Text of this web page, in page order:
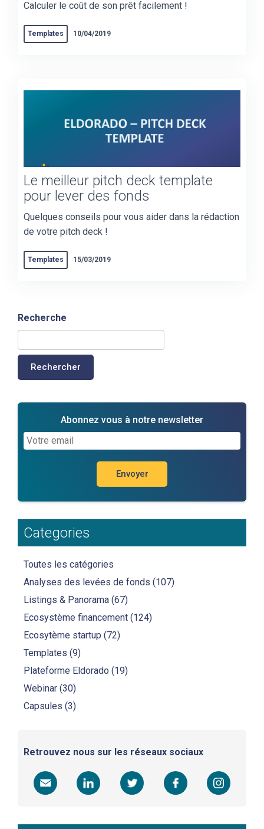
Calculer le coût de son prêt facilement !
Templates 10/04/2019
Le meilleur pitch deck template
pour lever des fonds
Quelques conseils pour vous aider dans la rédaction
de votre pitch deck !
Templates 15/03/2019
Recherche
Rechercher
Abonnez vous à notre newsletter
Categories
Toutes les catégories
Analyses des levées de fonds (107)
Listings & Panorama (67)
Ecosystème financement (124)
Ecosytème startup (72)
Templates (9)
Plateforme Eldorado (19)
Webinar (30)
Capsules (3)
Retrouvez nous sur les réseaux sociaux